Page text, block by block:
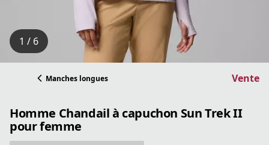
1 / 6
Manches longues Vente
Homme Chandail à capuchon Sun Trek II
pour femme